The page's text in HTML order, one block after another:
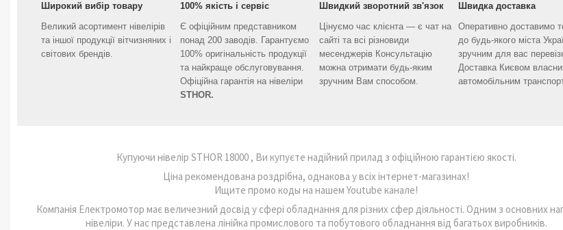
Широкий вибір товару
Великий асортимент нівелірів
та іншої продукції вітчизняних і
світових брендів.
100% якість і сервіс
Є офіційним представником
понад 200 заводів. Гарантуємо
100% оригінальність продукції
та найкраще обслуговування.
Офіційна гарантія на нівеліри
STHOR.
Швидкий зворотний зв'язок
Цінуємо час клієнта — є чат на
сайті та всі різновиди
месенджерів Консультацію
можна отримати будь-яким
зручним Вам способом.
Швидка доставка
Оперативно доставимо
до будь-якого міста
зручним для вас
Доставка Києвом
автомобільним
Купуючи нівелір STHOR 18000 , Ви купуєте надійний прилад з офіційною гарантією якості.
Ціна рекомендована роздрібна, однакова у всіх інтернет-магазинах!
Ищите промо коды на нашем Youtube канале!
Компанія Електромотор має величезний досвід у сфері обладнання для різних сфер діяльності. Одним з основних
нівеліри. У нас представлена лінійка промислового та побутового обладнання від багатьох виробників.